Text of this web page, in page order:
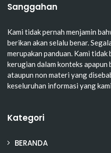
Sanggahan
Kami tidak pernah menjamin
berikan akan selalu benar.
merupakan panduan. Kami
kerugian dalam konteks
ataupun non materi yang
keseluruhan informasi yang
Kategori
BERANDA